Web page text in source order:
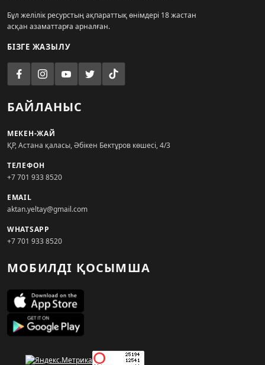
Бұл желілік ресурстың ақпараттық өнімдері 18 жастан
асқан азаматтарға арналған.
БІЗГЕ ЖАЗЫЛУ
БАЙЛАНЫС
МЕКЕН-ЖАЙ
ҚР, Астана қаласы, Әбікен Бектұров көшесі, 4/3
ТЕЛЕФОН
+7 701 933 8520
EMAIL
aktan.yeltay@gmail.com
WHATSAPP
+7 701 933 8520
МОБИЛДІ ҚОСЫМША